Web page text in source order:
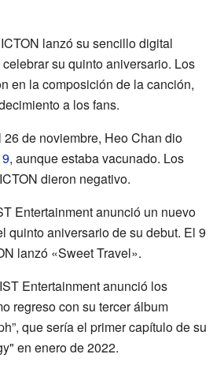
lanzó su sencillo digital
su quinto aniversario. Los
en la composición de la canción,
a los fans.
de noviembre, Heo Chan dio
, aunque estaba vacunado. Los
dieron negativo.
Entertainment anunció un nuevo
quinto aniversario de su debut. El 9
lanzó «Sweet Travel».
Entertainment anunció los
regreso con su tercer álbum
que sería el primer capítulo de su
en enero de 2022.